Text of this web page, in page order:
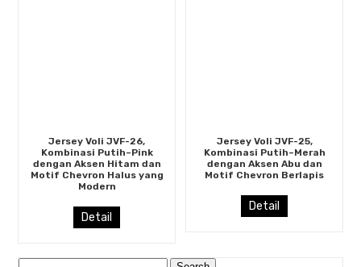
Jersey Voli JVF-26,
Kombinasi Putih–Pink
dengan Aksen Hitam dan
Motif Chevron Halus yang
Modern
Detail
Jersey Voli JVF-25,
Kombinasi Putih–Merah
dengan Aksen Abu dan
Motif Chevron Berlapis
Detail